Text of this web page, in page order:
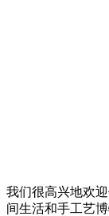
我们很高兴地欢
间生活和手工艺